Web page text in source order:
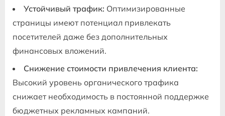
Устойчивый трафик: Оптимизированные
страницы имеют потенциал привлекать
посетителей даже без дополнительных
финансовых вложений.
Снижение стоимости привлечения клиента:
Высокий уровень органического трафика
снижает необходимость в постоянной поддержке
бюджетных рекламных кампаний.